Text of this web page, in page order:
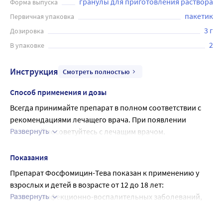
Форма выпуска
Первичная упаковка пакетик
Дозировка 3 г
В упаковке 2
Инструкция Смотреть полностью
Способ применения и дозы
Всегда принимайте препарат в полном соответствии с
рекомендациями лечащего врача. При появлении
сомнений посоветуйтесь с лечащим врачом.
Для взрослых и детей от 12 до 18 лет препарат
3 г.
Взрослые
По 1 пакету 1 раз в день однократно.
Развернуть
Показания
Препарат Фосфомицин-Тева показан к применению у
взрослых и детей в возрасте от 12 до 18 лет:
Лечение инфекционно-воспалительных заболеваний,
Развернуть